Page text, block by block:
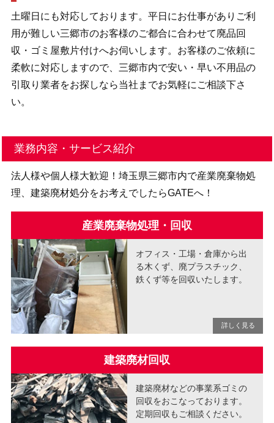
土曜日にも対応しております。平日にお仕事がありご利
用が難しい三郷市のお客様のご都合に合わせて廃品回
収・ゴミ屋敷片付けへお伺いします。お客様のご依頼に
柔軟に対応しますので、三郷市内で安い・早い不用品の
引取り業者をお探しなら当社までお気軽にご相談下さ
い。
業務内容・サービス紹介
法人様や個人様大歓迎！埼玉県三郷市内で産業廃棄物処
理、建築廃材処分をお考えでしたらGATEへ！
産業廃棄物処理・回収
オフィス・工場・倉庫から出
る木くず、廃プラスチック、
鉄くず等を回収いたします。
建築廃材回収
建築廃材などの事業系ゴミの
回収をおこなっております。
定期回収もご相談ください。